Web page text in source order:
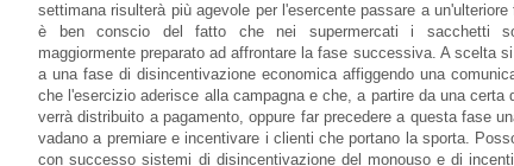
settimana risulterà più agevole per l'esercente passare a
è ben conscio del fatto che nei supermercati i sacchetti
maggiormente preparato ad affrontare la fase successiva. A scelta
a una fase di disincentivazione economica affiggendo una
che l'esercizio aderisce alla campagna e che, a partire da una certa
verrà distribuito a pagamento, oppure far precedere a questa fase
vadano a premiare e incentivare i clienti che portano la sporta.
con successo sistemi di disincentivazione del monouso e di